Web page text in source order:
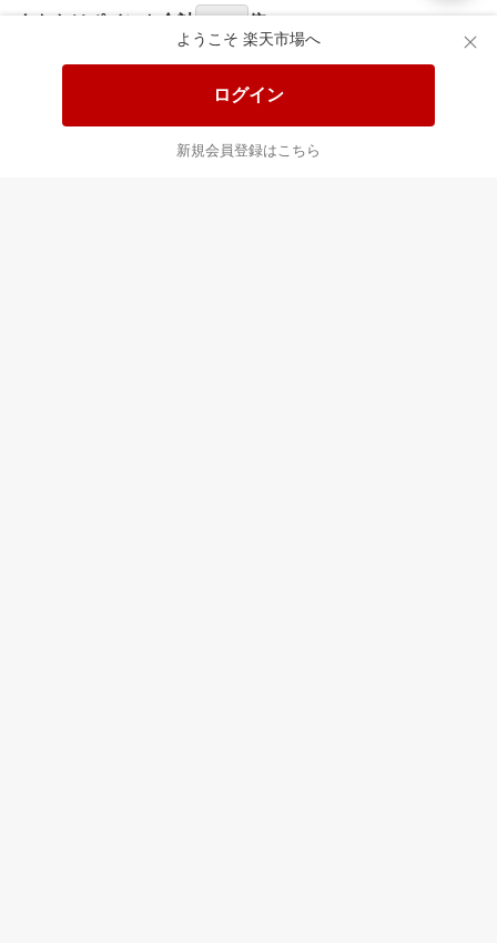
ようこそ 楽天市場へ
ログイン
新規会員登録はこちら
あなたはポイント 合計 倍